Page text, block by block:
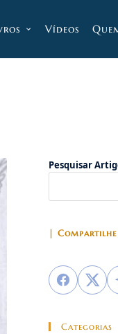
Vídeos
Pesquisar
|
Categorias